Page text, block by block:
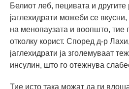
Белиот леб, пецивата и
јаглехидрати можеби се
на менопаузата и воопшто, тие
отколку корист. Според д-р
јаглехидрати ја зголемуваат
инсулин, што го отежнува
Тие исто така можат да ги